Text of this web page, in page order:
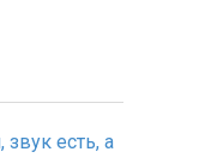
есть, а